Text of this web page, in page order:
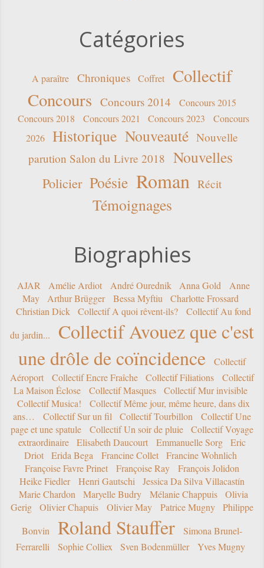
Catégories
A paraître Chroniques Coffret
Collectif
Concours Concours 2014
Concours 2015
Concours 2018
Concours 2021 Concours 2023
Concours
2026
Historique Nouveauté Nouvelle
parution Salon du Livre 2018 Nouvelles
Policier Poésie Roman Récit
Témoignages
Biographies
AJAR Amélie Ardiot André Ourednik Anna Gold
Anne
May
Arthur Brügger Bessa Myftiu
Charlotte Frossard
Christian Dick
Collectif A quoi rêvent-ils?
Collectif Au fond
du jardin...
Collectif Avouez que c'est
une drôle de coïncidence
Collectif
Aéroport
Collectif Encre Fraîche Collectif Filiations
Collectif
La Maison Éclose
Collectif Masques
Collectif Mur invisible
Collectif Musica!
Collectif Même jour, même heure, dans dix
ans…
Collectif Sur un fil Collectif Tourbillon
Collectif Une
page et une spatule
Collectif Un soir de pluie
Collectif Voyage
extraordinaire
Elisabeth Daucourt Emmanuelle Sorg
Eric
Driot
Erida Bega Francine Collet
Francine Wohnlich
Françoise Favre Prinet
Françoise Ray
François Jolidon
Heike Fiedler
Henri Gautschi
Jessica Da Silva Villacastín
Marie Chardon
Maryelle Budry Mélanie Chappuis
Olivia
Gerig
Olivier Chapuis Olivier May Patrice Mugny
Philippe
Bonvin
Roland Stauffer
Simona Brunel-
Ferrarelli
Sophie Colliex Sven Bodenmüller Yves Mugny